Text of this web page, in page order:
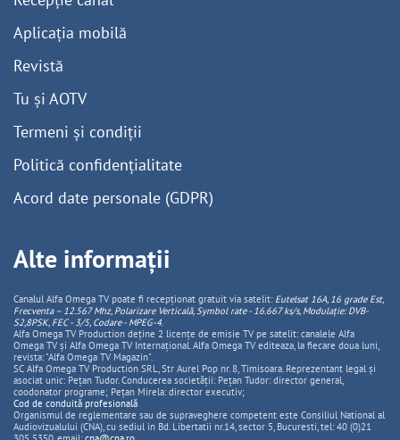
Aplicația mobilă
Revistă
Tu și AOTV
Termeni și condiții
Politică confidențialitate
Acord date personale (GDPR)
Alte informații
Canalul Alfa Omega TV poate fi recepționat gratuit via satelit: Eutelsat 16A, 16 grade Est,
Frecventa – 12.567 Mhz, PolarizareVerticală, Symbol rate - 16.667 ks/s, Modulație: DVB-
S2,8PSK, FEC - 3/5, Codare - MPEG-4.
Alfa Omega TV Production deține 2 licențe de emisie TV pe satelit: canalele Alfa
Omega TV și Alfa Omega TV Internațional. Alfa Omega TV editeaza, la fiecare doua luni,
revista: "Alfa Omega TV Magazin".
SC Alfa Omega TV Production SRL, Str Aurel Pop nr. 8, Timisoara. Reprezentant legal și
asociat unic: Pețan Tudor. Conducerea societății: Pețan Tudor: director general,
coodonator programe; Pețan Mirela: director executiv;
Cod de conduită profesională
Organismul de reglementare sau de supraveghere competent este Consiliul National al
Audiovizualului (CNA), cu sediul in Bd. Libertatii nr.14, sector 5, Bucuresti, tel: 40 (0)21